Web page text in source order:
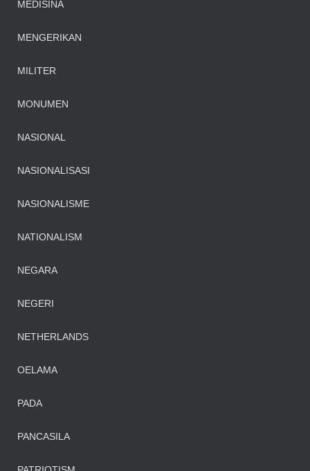
MEDISINA
MENGERIKAN
MILITER
MONUMEN
NASIONAL
NASIONALISASI
NASIONALISME
NATIONALISM
NEGARA
NEGERI
NETHERLANDS
OELAMA
PADA
PANCASILA